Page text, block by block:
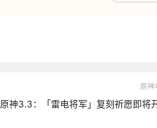
原神
原神3.3：「雷电将军」复刻祈愿即将